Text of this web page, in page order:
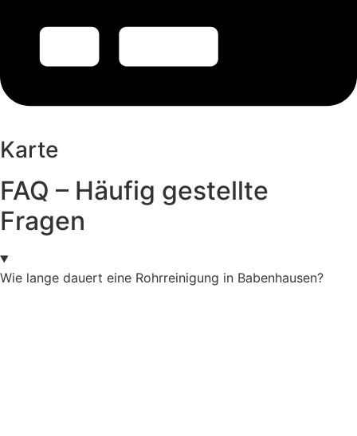
Karte
FAQ – Häufig gestellte
Fragen
Wie lange dauert eine Rohrreinigung in Babenhausen?